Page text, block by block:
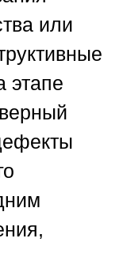
или
этапе